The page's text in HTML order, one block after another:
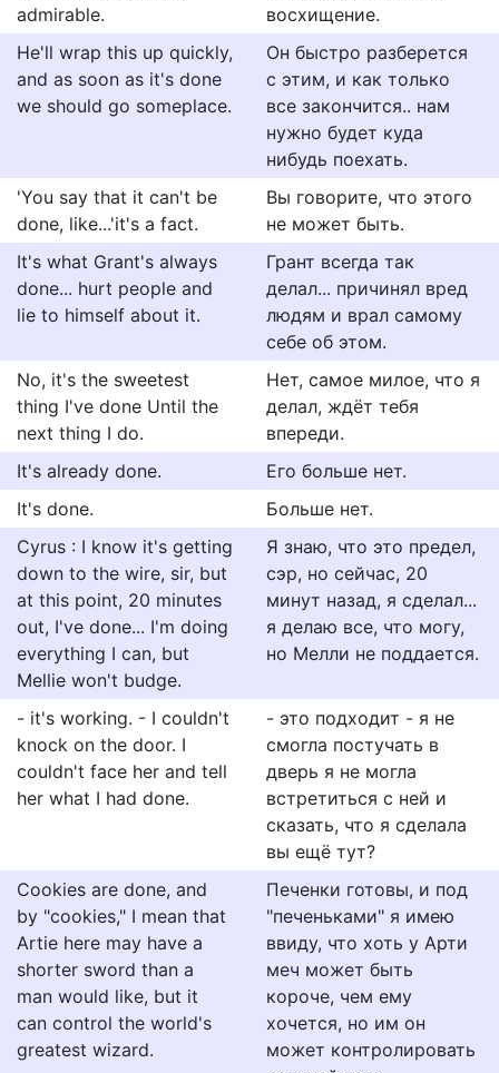
admirable.
восхищение.
He'll wrap this up quickly,
and as soon as it's done
we should go someplace.
Он быстро разберется
с этим, и как только
все закончится.. нам
нужно будет куда
нибудь поехать.
'You say that it can't be
done, like...'it's a fact.
Вы говорите, что этого
не может быть.
It's what Grant's always
done... hurt people and
lie to himself about it.
Грант всегда так
делал... причинял вред
людям и врал самому
себе об этом.
No, it's the sweetest
thing I've done Until the
next thing I do.
Нет, самое милое, что я
делал, ждёт тебя
впереди.
It's already done.
Его больше нет.
It's done.
Больше нет.
Cyrus : I know it's getting
down to the wire, sir, but
at this point, 20 minutes
out, I've done... I'm doing
everything I can, but
Mellie won't budge.
Я знаю, что это предел,
сэр, но сейчас, 20
минут назад, я сделал...
я делаю все, что могу,
но Мелли не поддается.
- it's working. - I couldn't
knock on the door. I
couldn't face her and tell
her what I had done.
- это подходит - я не
смогла постучать в
дверь я не могла
встретиться с ней и
сказать, что я сделала
вы ещё тут?
Cookies are done, and
by "cookies," I mean that
Artie here may have a
shorter sword than a
man would like, but it
can control the world's
greatest wizard.
Печенки готовы, и под
"печеньками" я имею
ввиду, что хоть у Арти
меч может быть
короче, чем ему
хочется, но им он
может контролировать